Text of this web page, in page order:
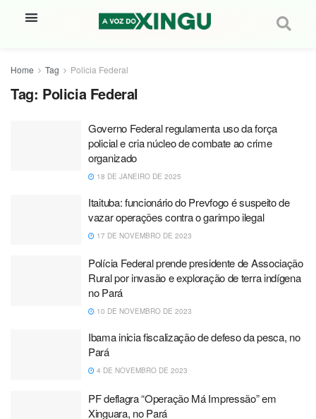
Home Tag Policia Federal
Tag: Policia Federal
Governo Federal regulamenta uso da força
policial e cria núcleo de combate ao crime
organizado
18 DE JANEIRO DE 2025
Itaituba: funcionário do Prevfogo é suspeito de
vazar operações contra o garimpo ilegal
17 DE NOVEMBRO DE 2023
Polícia Federal prende presidente de Associação
Rural por invasão e exploração de terra indígena
no Pará
10 DE NOVEMBRO DE 2023
Ibama inicia fiscalização de defeso da pesca, no
Pará
4 DE NOVEMBRO DE 2023
PF deflagra “Operação Má Impressão” em
Xinguara, no Pará